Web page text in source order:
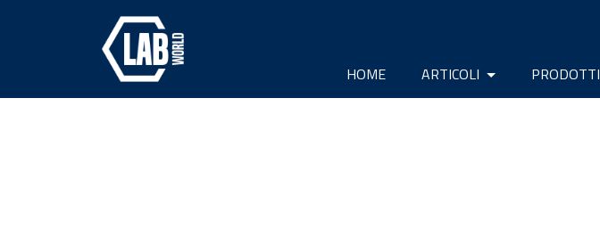
HOME ARTICOLI PRODOTTI